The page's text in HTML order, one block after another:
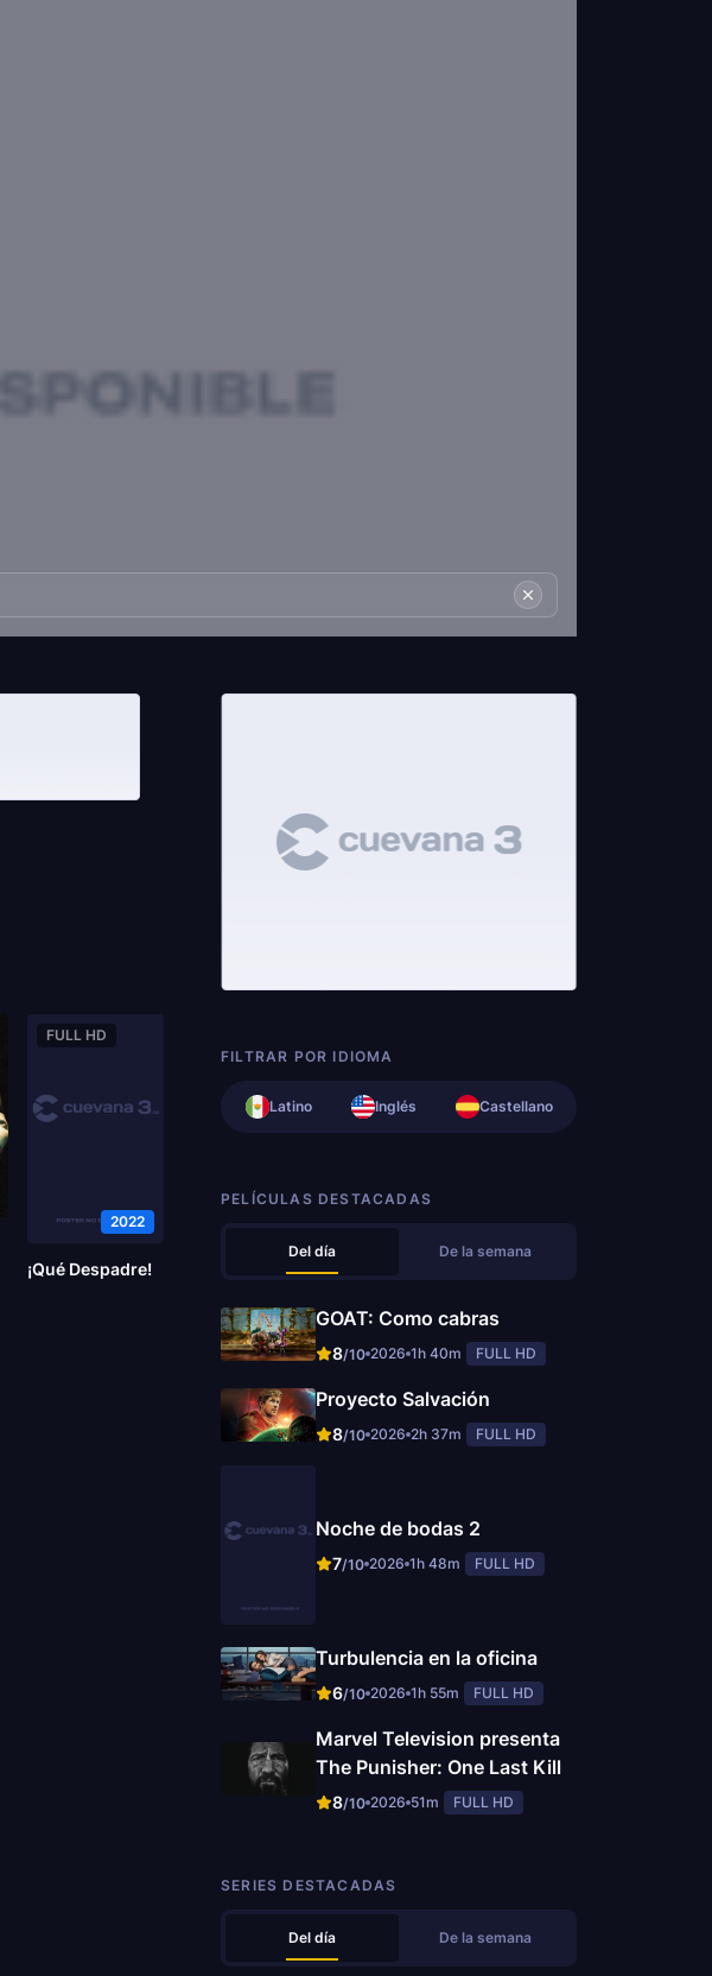
FULL HD
2022
¡Qué Despadre!
FILTRAR POR IDIOMA
Latino Inglés Castellano
PELÍCULAS DESTACADAS
Del día De la semana
GOAT: Como cabras
8/10 2026 1h 40m FULL HD
Proyecto Salvación
8/10 2026 2h 37m FULL HD
Noche de bodas 2
7/10 2026 1h 48m FULL HD
Turbulencia en la oficina
6/10 2026 1h 55m FULL HD
Marvel Television presenta
The Punisher: One Last Kill
8/10 2026 51m FULL HD
SERIES DESTACADAS
Del día De la semana